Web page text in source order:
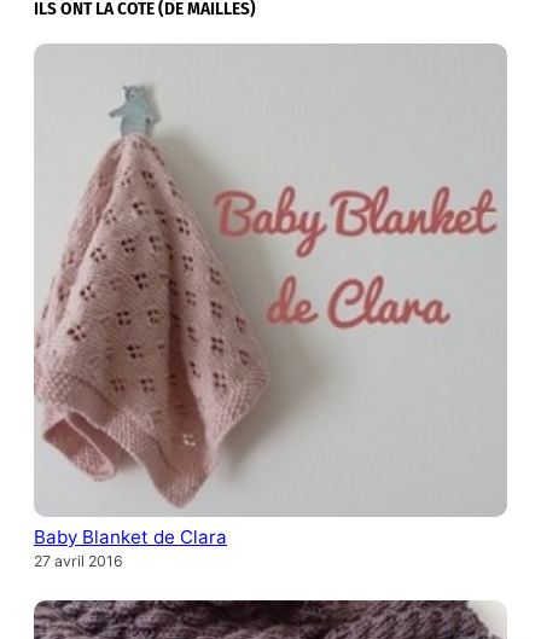
ILS ONT LA COTE (DE MAILLES)
Baby Blanket de Clara
27 avril 2016